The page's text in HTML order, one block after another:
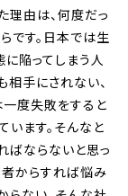
理由は、何度だっ
です。日本では生
陥ってしまう人
相手にされない、
度失敗をすると
います。そんなと
ばならないと思っ
者からすれば悩み